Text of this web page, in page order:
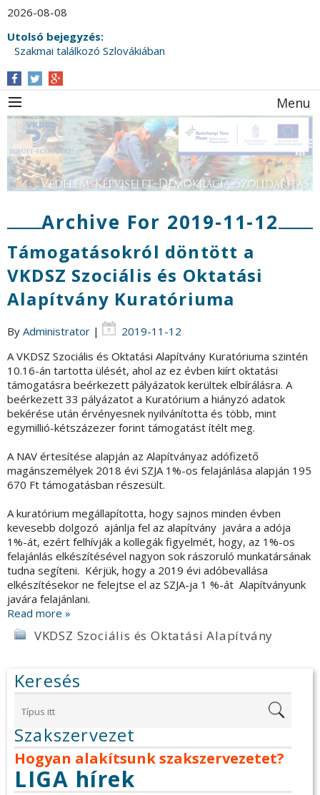
2026-08-08
Utolsó bejegyzés:
Szakmai találkozó Szlovákiában
Menu
Archive For 2019-11-12
Támogatásokról döntött a
VKDSZ Szociális és Oktatási
Alapítvány Kuratóriuma
By Administrator |
2019-11-12
A VKDSZ Szociális és Oktatási Alapítvány Kuratóriuma szintén
10.16-án tartotta ülését, ahol az ez évben kiírt oktatási
támogatásra beérkezett pályázatok kerültek elbírálásra. A
beérkezett 33 pályázatot a Kuratórium a hiányzó adatok
bekérése után érvényesnek nyilvánította és több, mint
egymillió-kétszázezer forint támogatást ítélt meg.
A NAV értesítése alapján az Alapítványaz adófizető
magánszemélyek 2018 évi SZJA 1%-os felajánlása alapján 195
670 Ft támogatásban részesült.
A kuratórium megállapította, hogy sajnos minden évben
kevesebb dolgozó ajánlja fel az alapítvány javára a adója
1%-át, ezért felhívják a kollegák figyelmét, hogy, az 1%-os
felajánlás elkészítésével nagyon sok rászoruló munkatársának
tudna segíteni. Kérjük, hogy a 2019 évi adóbevallása
elkészítésekor ne felejtse el az SZJA-ja 1 %-át Alapítványunk
javára felajánlani.
Read more »
VKDSZ Szociális és Oktatási Alapítvány
Keresés
Szakszervezet
Hogyan alakítsunk szakszervezetet?
LIGA hírek